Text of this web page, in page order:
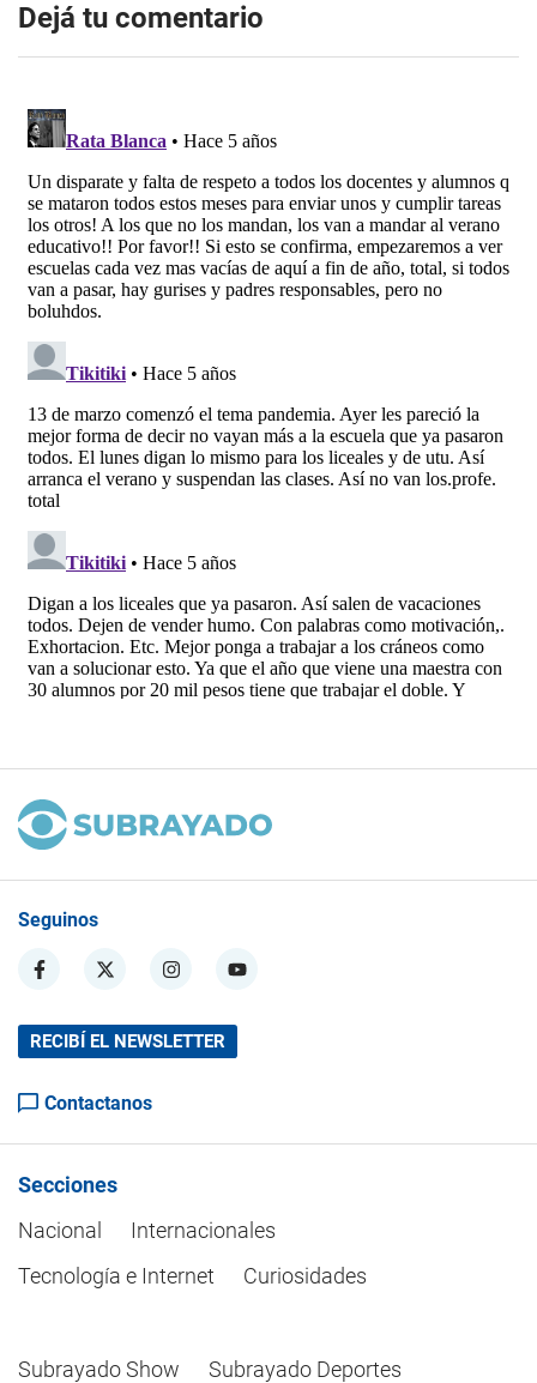
Dejá tu comentario
Seguinos
RECIBÍ EL NEWSLETTER
Contactanos
Secciones
Nacional
Internacionales
Tecnología e Internet
Curiosidades
Subrayado Show Subrayado Deportes